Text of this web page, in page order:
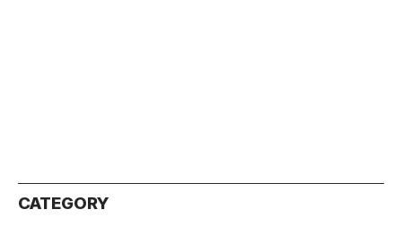
CATEGORY